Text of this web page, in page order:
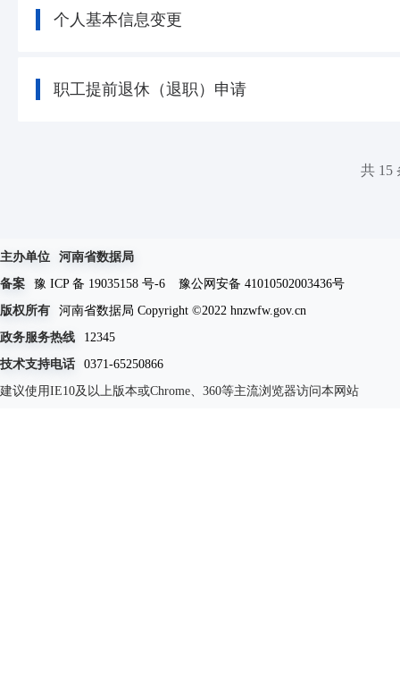
个人基本信息变更
职工提前退休（退职）申请
共 15
主办单位
河南省数据局
备案
豫 ICP 备 19035158 号-6
豫公网安备 41010502003436号
版权所有
河南省数据局 Copyright ©2022 hnzwfw.gov.cn
政务服务热线
12345
技术支持电话
0371-65250866
建议使用IE10及以上版本或Chrome、360等主流浏览器访问本网站